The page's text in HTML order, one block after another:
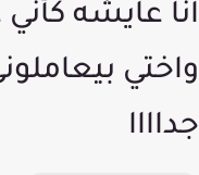
انا عايشه
واختي
جداااا